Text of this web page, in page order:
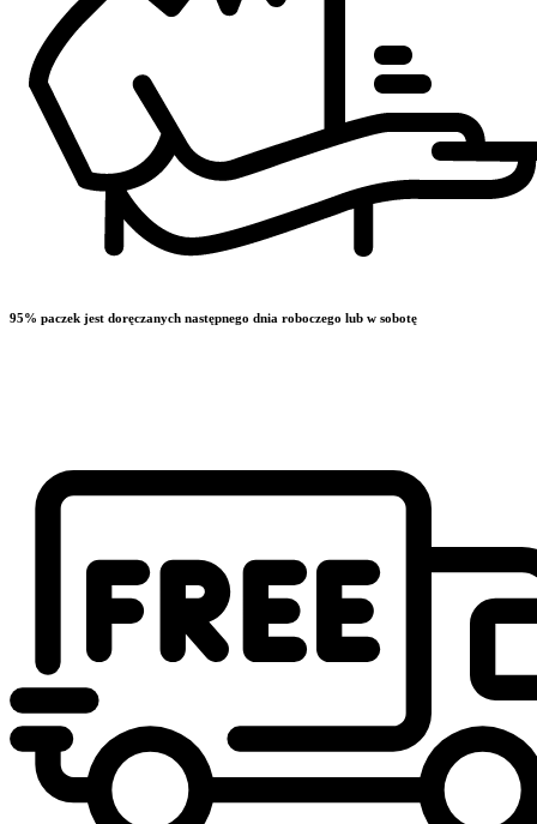
95% paczek jest doręczanych następnego dnia roboczego lub w sobotę